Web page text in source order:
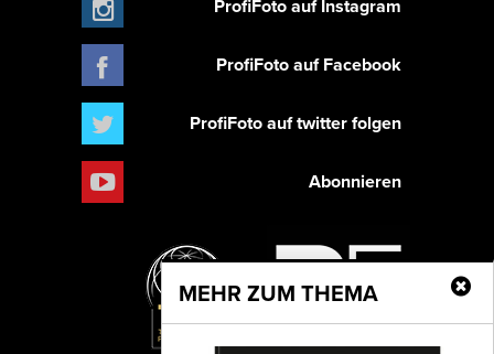
MEHR ZUM THEMA
ProfiFoto auf Instagram
ProfiFoto auf Facebook
ProfiFoto auf twitter folgen
Abonnieren